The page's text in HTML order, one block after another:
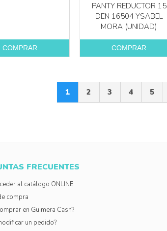
COMPRAR
PANTY REDUCTOR 15
DEN 16504 YSABEL
MORA (UNIDAD)
COMPRAR
1 2 3 4 5
FRECUENTES
al catálogo ONLINE
compra
en Guimera Cash?
un pedido?